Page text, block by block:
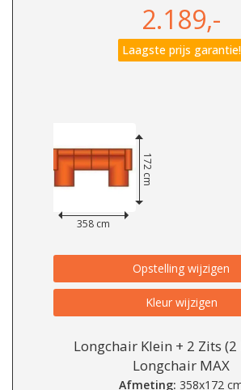
2.189,-
Laagste prijs garantie!
358 cm
172 cm
Opstelling wijzigen
Kleur wijzigen
Longchair Klein + 2 Zits (2
Longchair MAX
Afmeting: 358x172